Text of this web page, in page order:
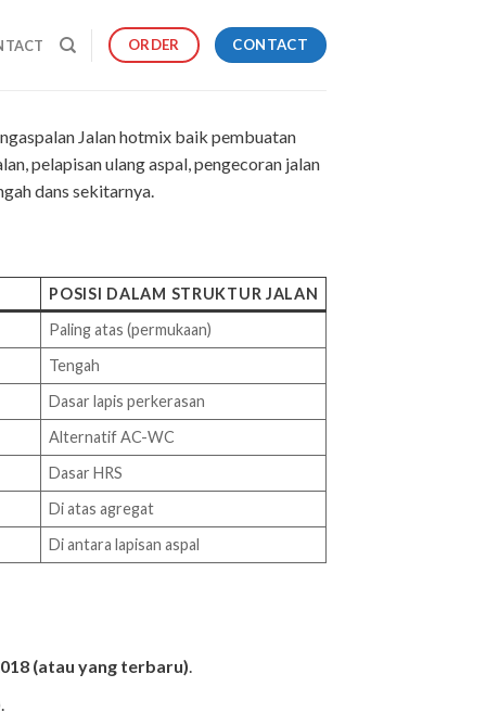
ORDER CONTACT
Jalan hotmix baik pembuatan
pelapisan ulang aspal, pengecoran jalan
dans sekitarnya.
POSISI DALAM STRUKTUR JALAN
Paling atas (permukaan)
Tengah
Dasar lapis perkerasan
Alternatif AC-WC
Dasar HRS
Di atas agregat
Di antara lapisan aspal
(atau yang terbaru).